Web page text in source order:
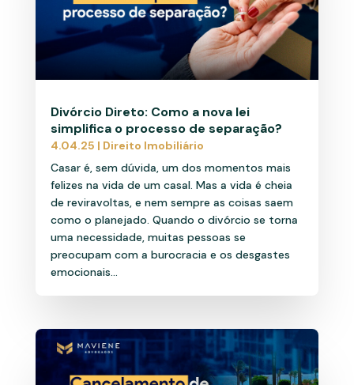
Divórcio Direto: Como a nova lei
simplifica o processo de separação?
4.04.25 | Direito Imobiliário
Casar é, sem dúvida, um dos momentos mais
felizes na vida de um casal. Mas a vida é cheia
de reviravoltas, e nem sempre as coisas saem
como o planejado. Quando o divórcio se torna
uma necessidade, muitas pessoas se
preocupam com a burocracia e os desgastes
emocionais...